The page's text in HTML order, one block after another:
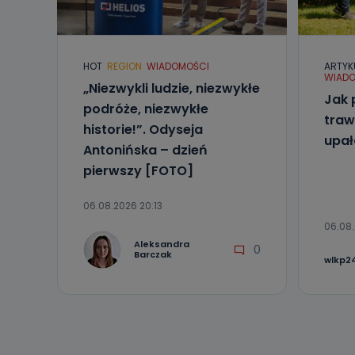
Telewizja
19 nie
Co
Po
Telewizji
19 dostępu
ich
sprzeciwu
HOT REGION WIADOMOŚCI
„Niezwykli ludzie, niezwykłe
podróże, niezwykłe
historie!”. Odyseja
Antonińska – dzień
pierwszy [FOTO]
06.08.2026 20:13
Aleksandra
Barczak
0
Jak